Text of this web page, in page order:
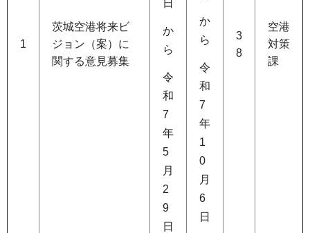
1
茨城空港将来ビ
ジョン（案）に
関する意見募集
日
か
ら
令
和
7
年
5
月
2
9
日
か
ら
令
和
7
年
1
0
月
6
日
3
8
空港
対策
課